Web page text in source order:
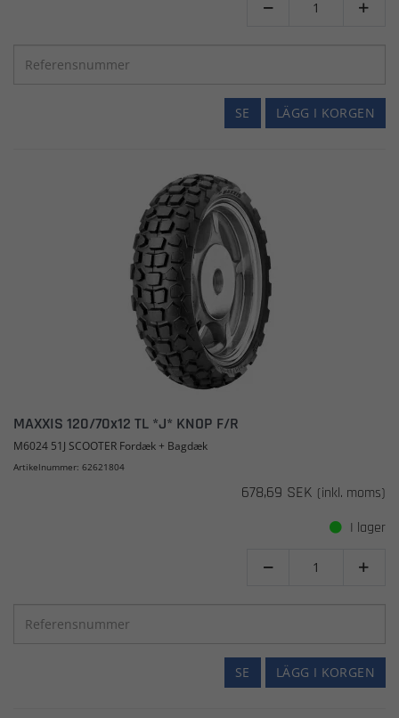
 
LÄGG I KORGEN
SE
MAXXIS 120/70x12 TL *J* KNOP F/R
M6024 51J SCOOTER Fordæk + Bagdæk
Artikelnummer: 62621804
678,69 SEK (inkl. moms)
I lager
 
LÄGG I KORGEN
SE